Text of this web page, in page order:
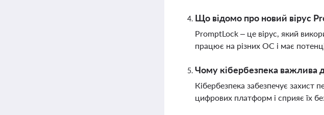
Що відомо про новий вірус
PromptLock – це вірус, який
працює на різних ОС і має
Чому кібербезпека важлива
Кібербезпека забезпечує захист
цифрових платформ і сприяє їх